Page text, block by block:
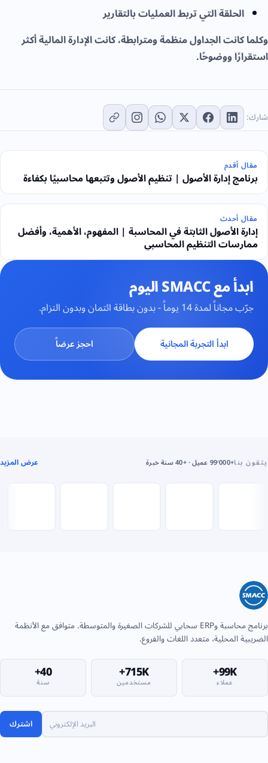
الحلقة التي تربط العمليات بالتقارير
وكلما كانت الجداول منظمة ومترابطة، كانت الإدارة المالية أكثر
استقرارًا ووضوحًا.
شارك:
مقال أقدم
برنامج إدارة الأصول | تنظيم الأصول وتتبعها محاسبيًا بكفاءة
مقال أحدث
إدارة الأصول الثابتة في المحاسبة | المفهوم، الأهمية، وأفضل
ممارسات التنظيم المحاسبي
ابدأ مع SMACC اليوم
جرّب مجاناً لمدة 14 يوماً - بدون بطاقة ائتمان وبدون التزام.
ابدأ التجربة المجانية احجز عرضاً
يثقون بنا+99٬000 عميل · +40 سنة خبرة عرض المزيد
برنامج محاسبة وERP سحابي للشركات الصغيرة والمتوسطة. متوافق مع الأنظمة
الضريبية المحلية، متعدد اللغات والفروع.
99K+
عملاء 715K+
مستخدمين 40+
سنة
اشترك